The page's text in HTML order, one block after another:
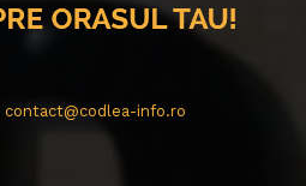
contact@codlea-info.ro